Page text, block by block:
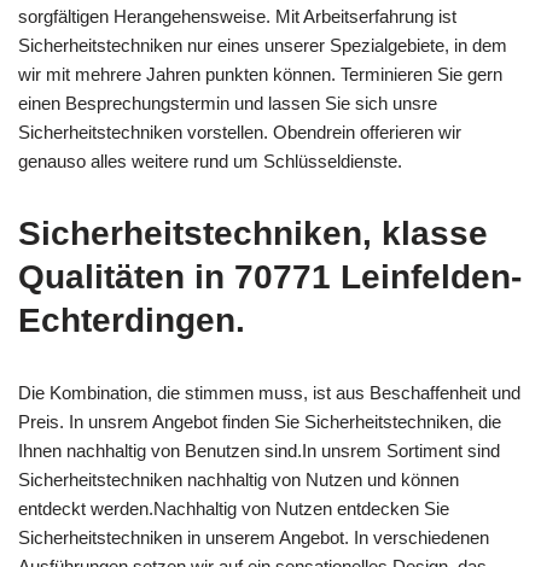
sorgfältigen Herangehensweise. Mit Arbeitserfahrung ist
Sicherheitstechniken nur eines unserer Spezialgebiete, in dem
wir mit mehrere Jahren punkten können. Terminieren Sie gern
einen Besprechungstermin und lassen Sie sich unsre
Sicherheitstechniken vorstellen. Obendrein offerieren wir
genauso alles weitere rund um Schlüsseldienste.
Sicherheitstechniken, klasse
Qualitäten in 70771 Leinfelden-
Echterdingen.
Die Kombination, die stimmen muss, ist aus Beschaffenheit und
Preis. In unsrem Angebot finden Sie Sicherheitstechniken, die
Ihnen nachhaltig von Benutzen sind.In unsrem Sortiment sind
Sicherheitstechniken nachhaltig von Nutzen und können
entdeckt werden.Nachhaltig von Nutzen entdecken Sie
Sicherheitstechniken in unserem Angebot. In verschiedenen